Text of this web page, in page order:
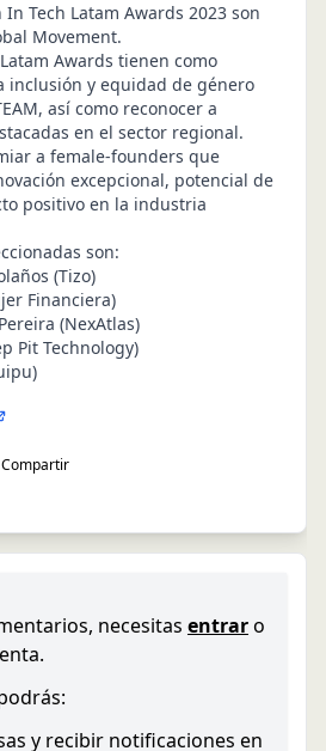
Tech Latam Awards 2023 son
Movement.
Awards tienen como
inclusión y equidad de género
así como reconocer a
en el sector regional.
a female-founders que
excepcional, potencial de
positivo en la industria
son:
(Tizo)
Financiera)
(NexAtlas)
Pit Technology)
Compartir
necesitas entraro
y recibir notificaciones en